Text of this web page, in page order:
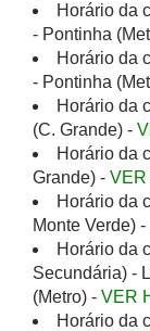
Horário da
- Pontinha
Horário da
- Pontinha
Horário da
(C. Grande) -
Horário da
Grande) - VER
Horário da
Monte Verde)
Horário da
Secundária) -
(Metro) - VER
Horário da